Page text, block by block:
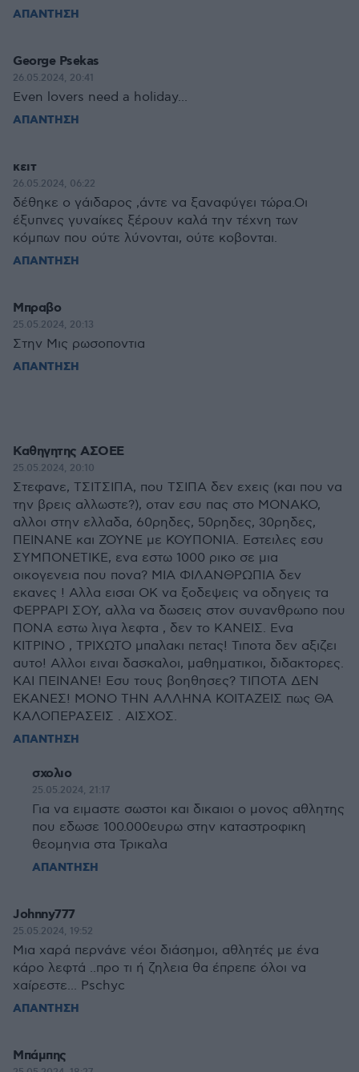
ΑΠΑΝΤΗΣΗ
George Psekas
26.05.2024, 20:41
Even lovers need a holiday...
ΑΠΑΝΤΗΣΗ
κειτ
26.05.2024, 06:22
δέθηκε ο γάιδαρος ,άντε να ξαναφύγει τώρα.Οι
έξυπνες γυναίκες ξέρουν καλά την τέχνη των
κόμπων που ούτε λύνονται, ούτε κοβονται.
ΑΠΑΝΤΗΣΗ
Μπραβο
25.05.2024, 20:13
Στην Μις ρωσοποντια
ΑΠΑΝΤΗΣΗ
Καθηγητης ΑΣΟΕΕ
25.05.2024, 20:10
Στεφανε, ΤΣΙΤΣΙΠΑ, που ΤΣΙΠΑ δεν εχεις (και που να
την βρεις αλλωστε?), οταν εσυ πας στο ΜΟΝΑΚΟ,
αλλοι στην ελλαδα, 60ρηδες, 50ρηδες, 30ρηδες,
ΠΕΙΝΑΝΕ και ΖΟΥΝΕ με ΚΟΥΠΟΝΙΑ. Εστειλες εσυ
ΣΥΜΠΟΝΕΤΙΚΕ, ενα εστω 1000 ρικο σε μια
οικογενεια που πονα? ΜΙΑ ΦΙΛΑΝΘΡΩΠΙΑ δεν
εκανες ! Αλλα εισαι ΟΚ να ξοδεψεις να οδηγεις τα
ΦΕΡΡΑΡΙ ΣΟΥ, αλλα να δωσεις στον συνανθρωπο που
ΠΟΝΑ εστω λιγα λεφτα , δεν το ΚΑΝΕΙΣ. Ενα
ΚΙΤΡΙΝΟ , ΤΡΙΧΩΤΟ μπαλακι πετας! Τιποτα δεν αξιζει
αυτο! Αλλοι ειναι δασκαλοι, μαθηματικοι, διδακτορες.
ΚΑΙ ΠΕΙΝΑΝΕ! Εσυ τους βοηθησες? ΤΙΠΟΤΑ ΔΕΝ
ΕΚΑΝΕΣ! ΜΟΝΟ ΤΗΝ ΑΛΛΗΝΑ ΚΟΙΤΑΖΕΙΣ πως ΘΑ
ΚΑΛΟΠΕΡΑΣΕΙΣ . ΑΙΣΧΟΣ.
ΑΠΑΝΤΗΣΗ
σχολιο
25.05.2024, 21:17
Για να ειμαστε σωστοι και δικαιοι ο μονος αθλητης
που εδωσε 100.000ευρω στην καταστροφικη
θεομηνια στα Τρικαλα
ΑΠΑΝΤΗΣΗ
Johnny777
25.05.2024, 19:52
Μια χαρά περνάνε νέοι διάσημοι, αθλητές με ένα
κάρο λεφτά ..προ τι ή ζηλεια θα έπρεπε όλοι να
χαίρεστε... Pschyc
ΑΠΑΝΤΗΣΗ
Μπάμπης